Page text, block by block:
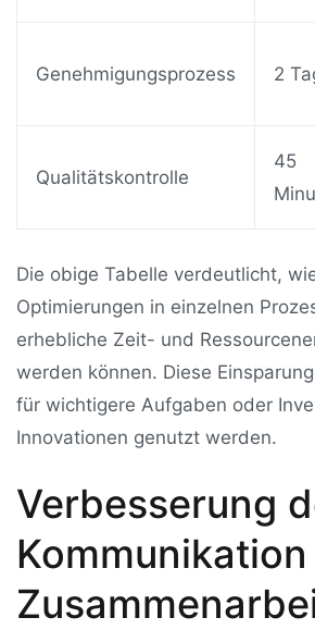
Genehmigungsprozess 2
Qualitätskontrolle
45
Die obige Tabelle verdeutlicht,
Optimierungen in einzelnen
erhebliche Zeit- und
werden können. Diese
für wichtigere Aufgaben oder
Innovationen genutzt werden.
Verbesserung